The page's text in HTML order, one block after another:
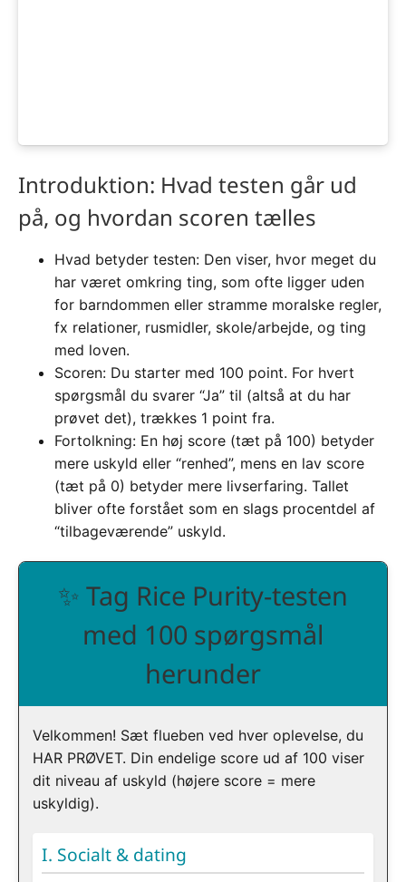
Introduktion: Hvad testen går ud
på, og hvordan scoren tælles
Hvad betyder testen: Den viser, hvor meget du
har været omkring ting, som ofte ligger uden
for barndommen eller stramme moralske regler,
fx relationer, rusmidler, skole/arbejde, og ting
med loven.
Scoren: Du starter med 100 point. For hvert
spørgsmål du svarer “Ja” til (altså at du har
prøvet det), trækkes 1 point fra.
Fortolkning: En høj score (tæt på 100) betyder
mere uskyld eller “renhed”, mens en lav score
(tæt på 0) betyder mere livserfaring. Tallet
bliver ofte forstået som en slags procentdel af
“tilbageværende” uskyld.
✨ Tag Rice Purity-testen
med 100 spørgsmål
herunder
Velkommen! Sæt flueben ved hver oplevelse, du
HAR PRØVET. Din endelige score ud af 100 viser
dit niveau af uskyld (højere score = mere
uskyldig).
I. Socialt & dating